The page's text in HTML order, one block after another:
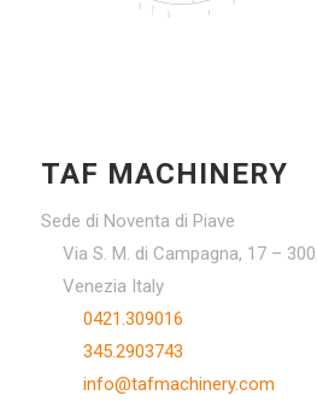
TAF MACHINERY
Sede di Noventa di Piave
Via S. M. di Campagna, 17 –
Venezia Italy
0421.309016
345.2903743
info@tafmachinery.com